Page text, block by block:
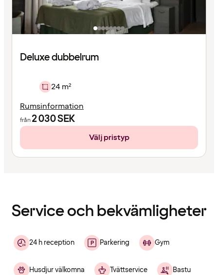
Deluxe dubbelrum
24 m²
Rumsinformation
från2 030SEK
Välj pristyp
Service och bekvämligheter
24 h reception Parkering Gym
Husdjur välkomna Tvättservice Bastu